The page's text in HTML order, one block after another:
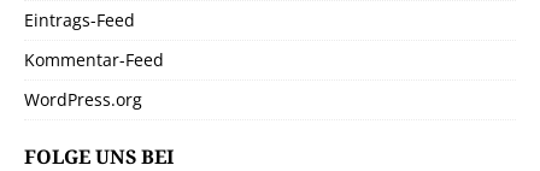
Eintrags-Feed
Kommentar-Feed
WordPress.org
FOLGE UNS BEI